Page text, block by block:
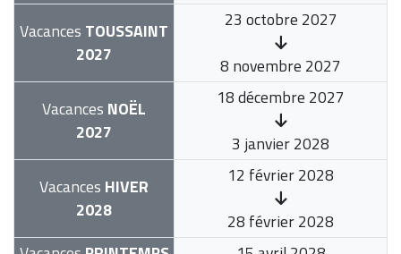
Vacances TOUSSAINT
2027
23 octobre 2027
8 novembre 2027
Vacances NOËL
2027
18 décembre 2027
3 janvier 2028
Vacances HIVER
2028
12 février 2028
28 février 2028